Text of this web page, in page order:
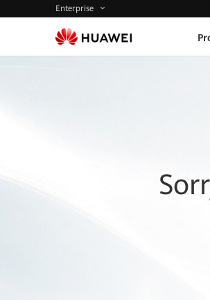
Enterprise